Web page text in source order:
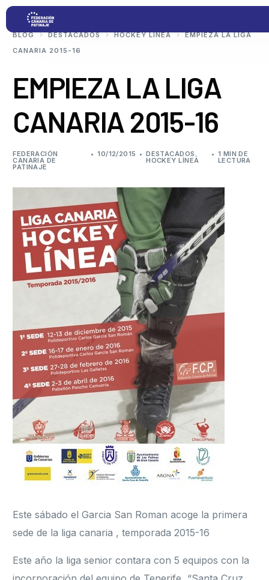
BLOG DESTACADOS HOCKEY LÍNEA
EMPIEZA LA LIGA
CANARIA 2015-16
EMPIEZA LA LIGA
CANARIA 2015-16
FEDERACIÓN
CANARIA DE
PATINAJE
10/12/2015 DESTACADOS ,
HOCKEY LÍNEA
1 MIN DE
LECTURA
Este sábado el Garcia San Roman acoge la primera
sede de la liga canaria , temporada 2015-16
Este año la liga senior contara con 5 equipos con la
Proyectos
Competiciones
Documentación
Blog
Formación